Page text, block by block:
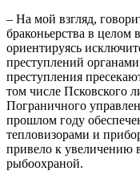
– На мой взгляд,
браконьерства в целом
ориентируясь
преступлений
преступления
том числе Псковского
Пограничного
прошлом году
тепловизорами и
привело к увеличению
рыбоохраной.